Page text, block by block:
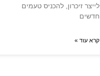
לייצר זיכרון, להכניס טעמים
חדשים
קרא עוד »